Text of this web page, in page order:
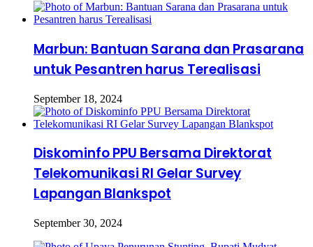
Marbun: Bantuan Sarana dan Prasarana
untuk Pesantren harus Terealisasi
September 18, 2024
Diskominfo PPU Bersama Direktorat
Telekomunikasi RI Gelar Survey
Lapangan Blankspot
September 30, 2024